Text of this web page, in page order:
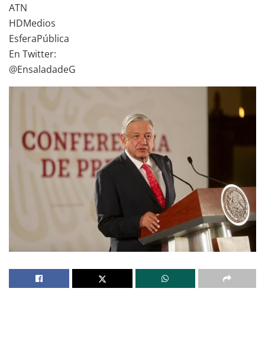
ATN
HDMedios
EsferaPública
En Twitter:
@EnsaladadeG